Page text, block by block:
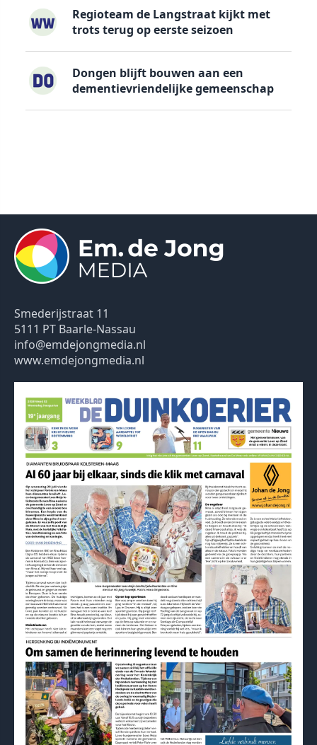
Regioteam de Langstraat kijkt met
trots terug op eerste seizoen
Dongen blijft bouwen aan een
dementievriendelijke gemeenschap
Smederijstraat 11
5111 PT Baarle-Nassau
info@emdejongmedia.nl
www.emdejongmedia.nl